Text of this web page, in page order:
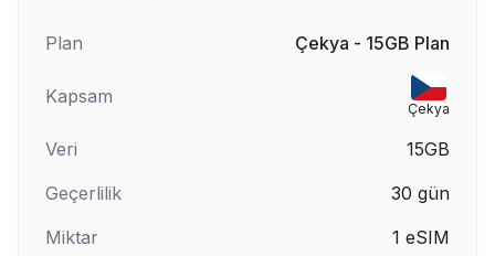
Plan Çekya - 15GB Plan
Kapsam
Çekya
Veri
15GB
Geçerlilik
30 gün
Miktar
1 eSIM